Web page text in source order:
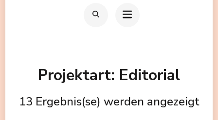
Projektart: Editorial
13 Ergebnis(se) werden angezeigt